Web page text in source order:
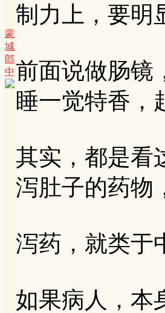
蒙
城
郎
中
制力上，要明
前面说做肠镜
睡一觉特香，
其实，都是看
泻肚子的药物
泻药，就类于
如果病人，本